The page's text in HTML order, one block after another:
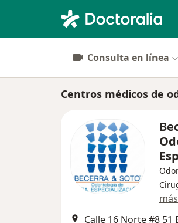
Consulta en línea
Centros médicos de
más